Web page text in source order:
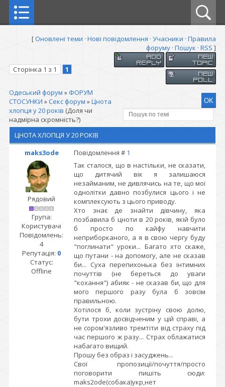
[Оновлені теми · Нові повідомлення · Учасники · Правила
форуму · Пошук · RSS ]
Сторінка 1 з 1 1
Одеський форум » ФОРУМ
СТОСУНКИ »Секс форум »Цнота
хлопця у 20 років (Доля чи
надмірна скромність?)
ЦНОТА ХЛОПЦЯ У 20 РОКІВ
maks3ode
Повідомлення # 1
Рядовий
Група:
Користувачі
Повідомлень:
4
Репутація: 0
Статус:
Offline
Так сталося, що в настільки, не сказати,
що дитячий вік я залишаюся
незайманим, не дивлячись на те, що мої
однолітки давно позбулися цього і не
комплексують з цього приводу.
Хто знає де знайти дівчину, яка
позбавила б цноти в 20 років, якій було
б просто по кайфу навчити
неприборканого, а я в свою чергу буду
"поглинати" уроки... Багато хто скаже,
що путани - на допомогу, але не сказав
би... Суха перепихонька без інтимних
почуттів (не береться до уваги
"кохання") абияк - не сказав би, що для
мого першого разу була б зовсім
правильною.
Хотілося б, коли зустріну свою долю,
бути трохи досвідченим у цій справі, а
не сором'язливо тремтіти від страху під
час першого ж разу... Страх облажатися
набагато вищий.
Прошу без образ і засуджень...
Свої пропозиції/почуття/просто
поговорити пишіть сюди:
maks2ode(собака)укр,нет